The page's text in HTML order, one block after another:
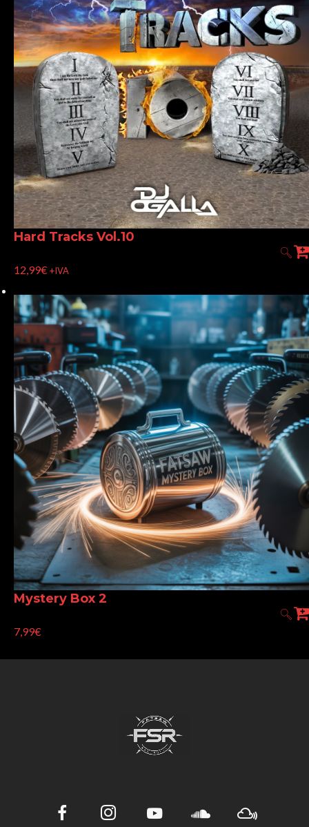
Hard Tracks Vol.10
12,99€+IVA
Mystery Box 2
7,99€